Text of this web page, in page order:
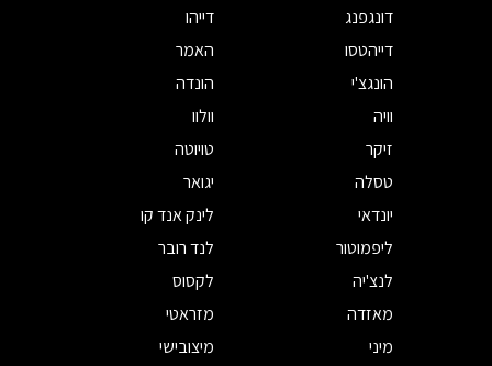
דונגפנג
דייהו
דייהטסו
האמר
הונגצ'י
הונדה
וויה
וולוו
זיקר
טויוטה
טסלה
יגואר
יונדאי
לינק אנד קו
ליפמוטור
לנד רובר
לנצ'יה
לקסוס
מאזדה
מזראטי
מיני
מיצובישי